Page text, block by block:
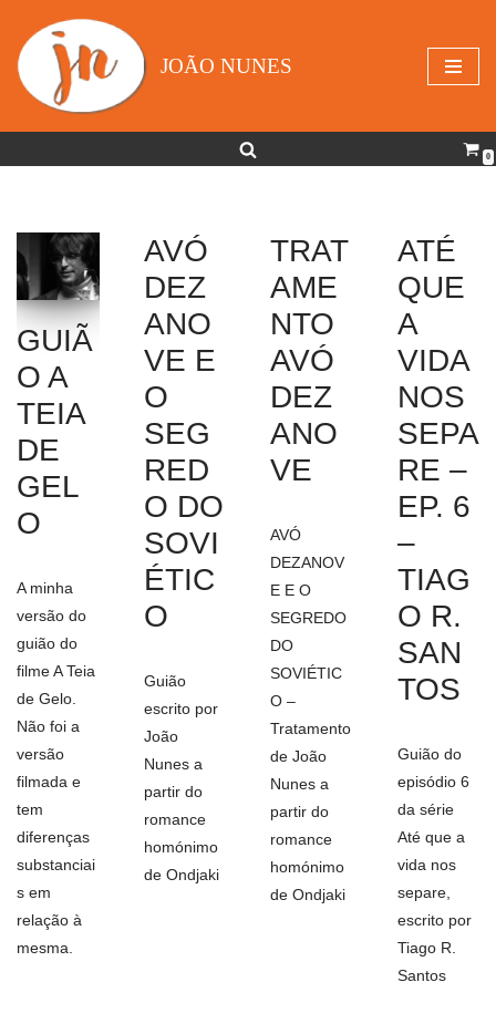
Avançar
para
JOÃO NUNES
0
GUIÃ
O A
TEIA
DE
GEL
O
A minha
versão do
guião do
filme A Teia
de Gelo.
Não foi a
versão
filmada e
tem
diferenças
substanciai
s em
relação à
mesma.
AVÓ
DEZ
ANO
VE E
O
SEG
RED
O DO
SOVI
ÉTIC
O
Guião
escrito por
João
Nunes a
partir do
romance
homónimo
de Ondjaki
TRAT
AME
NTO
AVÓ
DEZ
ANO
VE
AVÓ
DEZANOV
E E O
SEGREDO
DO
SOVIÉTIC
O –
Tratamento
de João
Nunes a
partir do
romance
homónimo
de Ondjaki
ATÉ
QUE
A
VIDA
NOS
SEPA
RE –
EP. 6
–
TIAG
O R.
SAN
TOS
Guião do
episódio 6
da série
Até que a
vida nos
separe,
escrito por
Tiago R.
Santos